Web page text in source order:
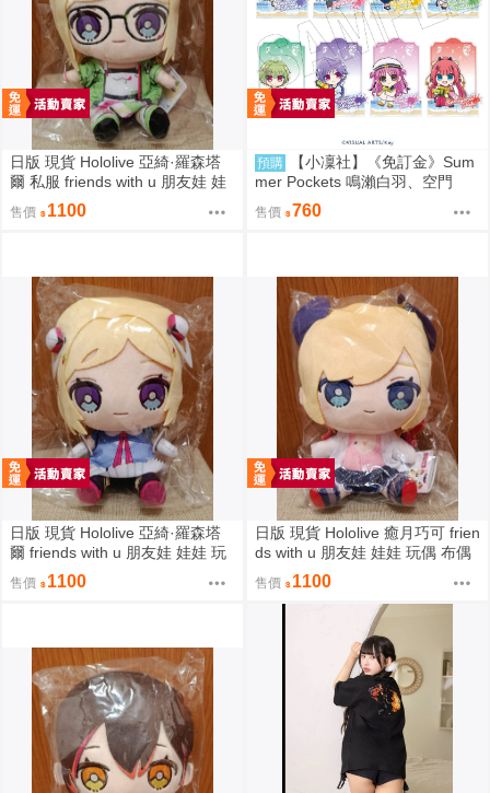
日版 現貨 Hololive 亞綺·羅森塔
爾 私服 friends with u 朋友娃 娃
娃 玩偶 布偶 亞綺羅森 Akirose
アキ・ローゼンタール
售價 1100
預購
【小凜社】《免訂金》Sum
mer Pockets 鳴瀨白羽、空門
蒼、久島鷗、紬溫達斯 壓克力立
牌 吊飾 壓克力御守
售價 760
日版 現貨 Hololive 亞綺·羅森塔
爾 friends with u 朋友娃 娃娃 玩
偶 布偶 亞綺羅森 Akirose アキ・
ローゼンタール
售價 1100
日版 現貨 Hololive 癒月巧可 frien
ds with u 朋友娃 娃娃 玩偶 布偶
癒月ちょこ
售價 1100